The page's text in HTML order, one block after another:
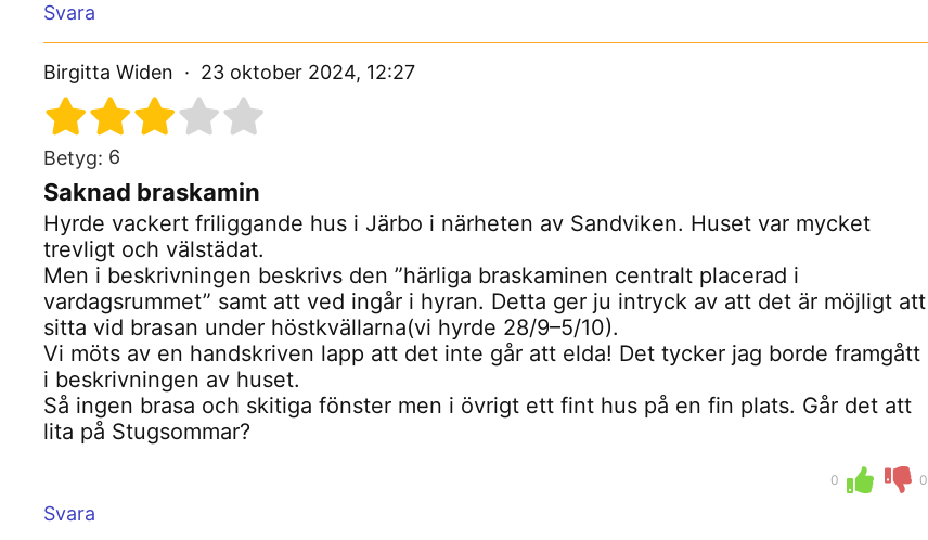
Svara
Birgitta Widen 23 oktober 2024, 12:27
Betyg: 6
Saknad braskamin
Hyrde vackert friliggande hus i Järbo i närheten av Sandviken. Huset var mycket
trevligt och välstädat.
Men i beskrivningen beskrivs den ”härliga braskaminen centralt placerad i
vardagsrummet” samt att ved ingår i hyran. Detta ger ju intryck av att det är möjligt att
sitta vid brasan under höstkvällarna(vi hyrde 28/9–5/10).
Vi möts av en handskriven lapp att det inte går att elda! Det tycker jag borde framgått
i beskrivningen av huset.
Så ingen brasa och skitiga fönster men i övrigt ett fint hus på en fin plats. Går det att
lita på Stugsommar?
0 0
Svara